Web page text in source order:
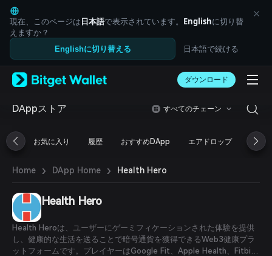
English
日本語
Tiếng Việt
Русский
Español (Latinoamérica)
Italiano
Deutsch
繁體中文
Português (Portugal)
ภาษาไทย
العربية
हिन्दी
বাংলা
Español
Português (Brasil)
Español (Argentina)
現在、このページは日本語で表示されています。 Englishに切り替
えますか？
Englishに切り替える 日本語で続ける
ダウンロード
DAppストア すべてのチェーン
お気に入り 履歴 おすすめDApp エアドロップ DeFi
Home › DApp Home › Health Hero
Health Hero
Health Heroは、ユーザーにゲーミフィケーションされた体験を提供
し、健康的な生活を送ることで暗号通貨を獲得できるWeb3健康プラ
ットフォームです。プレイヤーはGoogle Fit、Apple Health、Fitbit